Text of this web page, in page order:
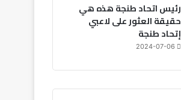
رئيس اتحاد طنجة هذه هي
حقيقة العثور على لاعبي
إتحاد طنجة
2024-07-06